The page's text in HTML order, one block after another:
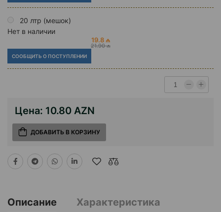
20 лтр (мешок)
Нет в наличии
19.8 ₼
21.90 ₼
СООБЩИТЬ О ПОСТУПЛЕНИИ
Цена: 10.80 AZN
ДОБАВИТЬ В КОРЗИНУ
Описание
Характеристика